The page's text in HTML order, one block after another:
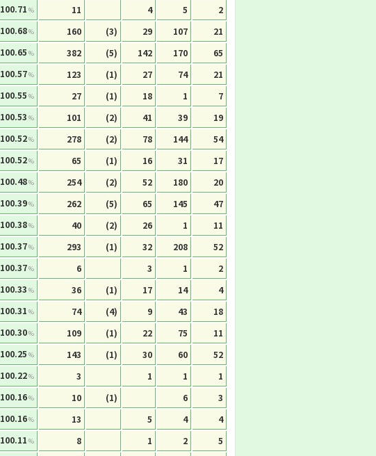
100.71 % 11 4 5 2
100.68% 160 (3) 29 107 21
100.65 % 382 (5) 142 170 65
100.57% 123 (1) 27 74 21
100.55 % 27 (1) 18 1 7
100.53 % 101 (2) 41 39 19
100.52% 278 (2) 78 144
54
100.52% 65 (1) 16 31 17
100.48% 254 (2) 52 180 20
100.39% 262 (5) 65 145 47
100.38% 40 (2) 26 1 11
100.37% 293 (1) 32 208
52
100.37% 6 3 1 2
100.33 % 36 (1) 17 14 4
100.31 % 74 (4) 9 43 18
100.30% 109 (1) 22 75 11
100.25 % 143 (1) 30 60 52
100.22% 3 1 1 1
100.16% 10 (1) 6
3
100.16% 13 5 4 4
100.11 % 8 1 2
5